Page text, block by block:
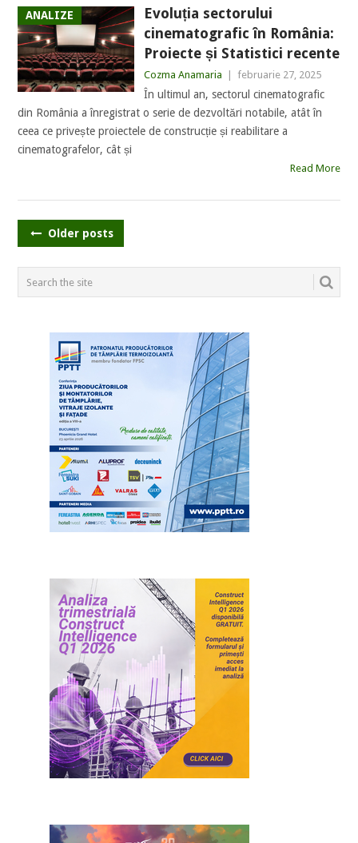
ANALIZE
Evoluția sectorului
cinematografic în România:
Proiecte și Statistici recente
Cozma Anamaria februarie 27, 2025
În ultimul an, sectorul cinematografic
din România a înregistrat o serie de dezvoltări notabile, atât în
ceea ce privește proiectele de construcție și reabilitare a
cinematografelor, cât și
Read More
POSTS
Older posts